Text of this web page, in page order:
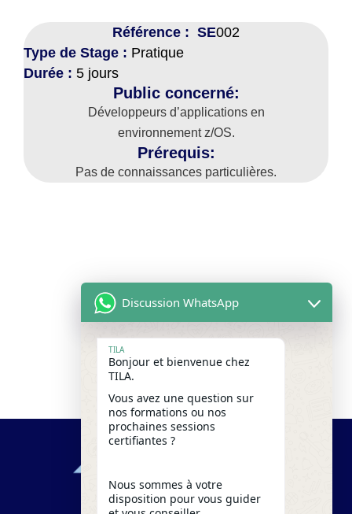
Référence : SE002
Type de Stage : Pratique
Durée : 5 jours
Public concerné:
Développeurs d’applications en
environnement z/OS.
Prérequis:
Pas de connaissances particulières.
Discussion WhatsApp
TILA
Bonjour et bienvenue chez
TILA.
Vous avez une question sur
nos formations ou nos
prochaines sessions
certifiantes ?
Nous sommes à votre
disposition pour vous guider